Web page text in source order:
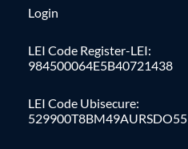
Login
LEI Code Register-LEI:
984500064E5B40721438
LEI Code Ubisecure:
529900T8BM49AURSDO55